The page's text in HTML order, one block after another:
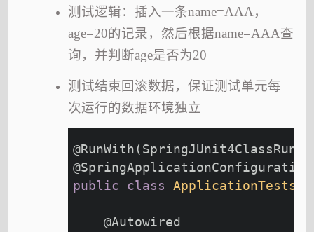
测试逻辑：插入一条name=AAA，
age=20的记录，然后根据name=AAA查
询，并判断age是否为20
测试结束回滚数据，保证测试单元每
次运行的数据环境独立
@RunWith
@SpringApplicationConfiguration
public
class ApplicationTests
@Autowired